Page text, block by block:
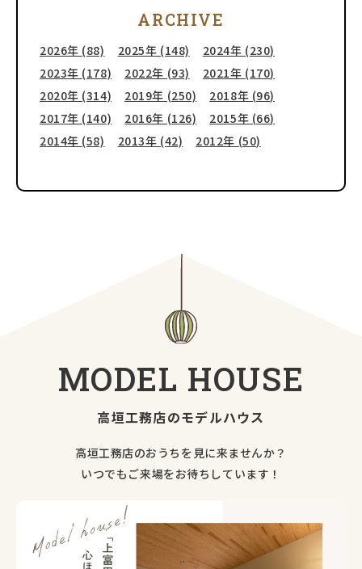
ARCHIVE
2026年 (88) 2025年 (148)
2024年 (230)
2023年 (178)
2022年 (93)
2021年 (170)
2020年 (314)
2019年 (250)
2018年 (96)
2017年 (140)
2016年 (126)
2015年 (66)
2014年 (58)
2013年 (42) 2012年 (50)
MODEL HOUSE
高垣工務店のモデルハウス
高垣工務店のおうちを見に来ませんか？
いつでもご来場をお待ちしています！